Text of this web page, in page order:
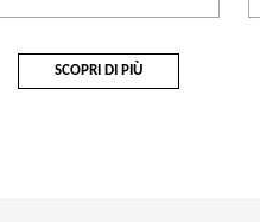
SCOPRI DI PIÙ